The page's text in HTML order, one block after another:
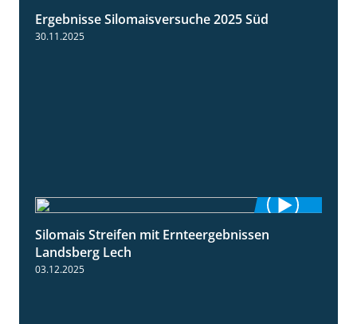
Ergebnisse Silomaisversuche 2025 Süd
30.11.2025
11:01
Silomais Streifen mit Ernteergebnissen
Landsberg Lech
03.12.2025